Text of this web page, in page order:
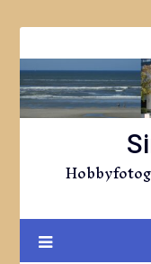
naar
inhoud